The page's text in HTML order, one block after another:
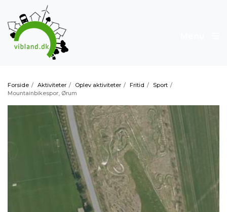
Forside / Aktiviteter / Oplev aktiviteter / Fritid / Sport /
Mountainbikespor, Ørum